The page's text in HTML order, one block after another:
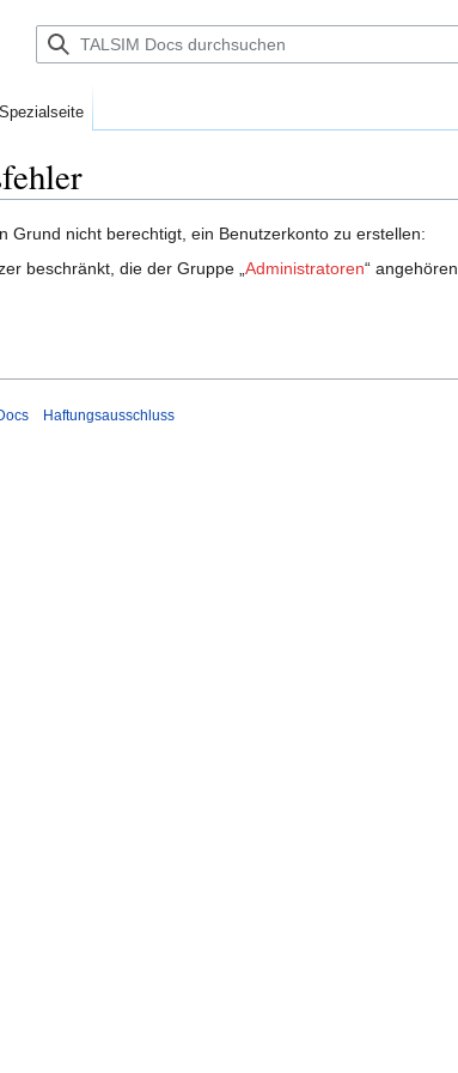
Spezialseite
Grund nicht berechtigt, ein Benutzerkonto zu erstellen:
beschränkt, die der Gruppe „ Administratoren“ angehören.
Haftungsausschluss